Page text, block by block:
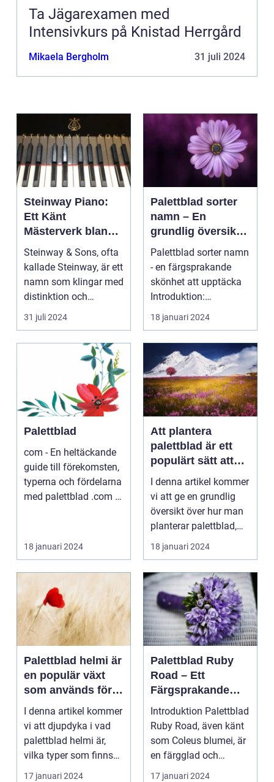
Ta Jägarexamen med
Intensivkurs på Knistad Herrgård
Mikaela Bergholm 31 juli 2024
Steinway Piano:
Ett Känt
Mästerverk bland
Musikinstrument
Steinway & Sons, ofta
kallade Steinway, är ett
namn som klingar med
distinktion och
prestig...
31 juli 2024
Palettblad sorter
namn – En
grundlig översikt
över dessa vackra
växter
Palettblad sorter namn
- en färgsprakande
skönhet att upptäcka
Introduktion:
Palettblad, även känt
18 januari 2024
Palettblad
com - En heltäckande
guide till förekomsten,
typerna och fördelarna
med palettblad .com -
18 januari 2024
Att plantera
palettblad är ett
populärt sätt att
sätta färg och liv i
trädgårdar och
inomhusmiljöer
I denna artikel kommer
vi att ge en grundlig
översikt över hur man
planterar palettblad,
presentera ...
18 januari 2024
Palettblad helmi är
en populär växt
som används för
att skapa färg och
liv i hem och
trädgårdar
I denna artikel kommer
vi att djupdyka i vad
palettblad helmi är,
vilka typer som finns
tillgängliga...
17 januari 2024
Palettblad Ruby
Road – Ett
Färgsprakande
Tillskott till Ditt
Hem
Introduktion Palettblad
Ruby Road, även känt
som Coleus blumei, är
en färgglad och
populär växt som...
17 januari 2024